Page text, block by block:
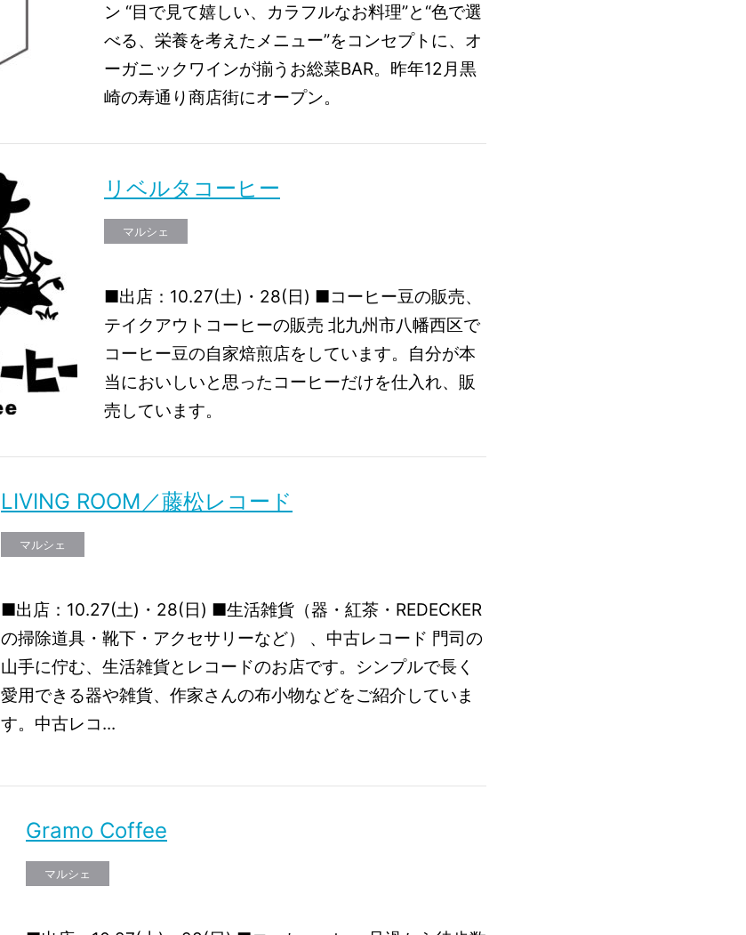
ン “目で見て嬉しい、カラフルなお料理”と“色で選
べる、栄養を考えたメニュー”をコンセプトに、オ
ーガニックワインが揃うお総菜BAR。昨年12月黒
崎の寿通り商店街にオープン。
リベルタコーヒー
マルシェ
■出店：10.27(土)・28(日) ■コーヒー豆の販売、
テイクアウトコーヒーの販売 北九州市八幡西区で
コーヒー豆の自家焙煎店をしています。自分が本
当においしいと思ったコーヒーだけを仕入れ、販
売しています。
LIVING ROOM／藤松レコード
マルシェ
■出店：10.27(土)・28(日) ■生活雑貨（器・紅茶・REDECKER
の掃除道具・靴下・アクセサリーなど） 、中古レコード 門司の
山手に佇む、生活雑貨とレコードのお店です。シンプルで長く
愛用できる器や雑貨、作家さんの布小物などをご紹介していま
す。中古レコ...
Gramo Coffee
マルシェ